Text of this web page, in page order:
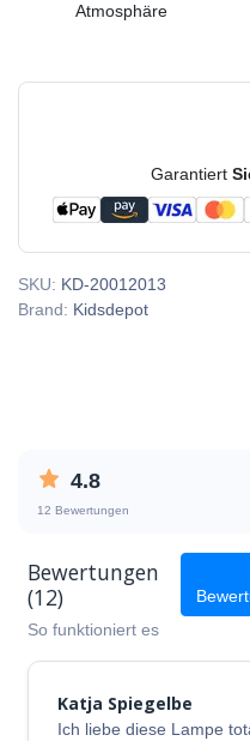
Atmosphäre
Garantiert
SKU: KD-20012013
Brand: Kidsdepot
4.8
12 Bewertungen
Bewertungen
(12)
So funktioniert es
Katja Spiegelbe
Ich liebe diese Lampe